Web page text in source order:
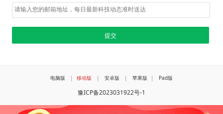
电脑版 | 移动版 | 安卓版 | 苹果版 | Pad版
豫ICP备2023031922号-1